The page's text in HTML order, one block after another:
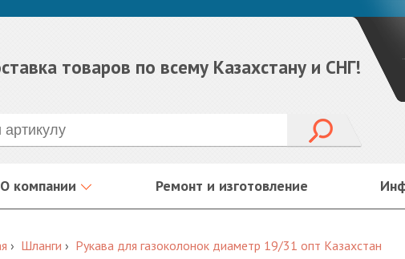
товаров по всему Казахстану и СНГ!
О компании Ремонт и изготовление
› Шланги › Рукава для газоколонок диаметр 19/31 опт Казахстан